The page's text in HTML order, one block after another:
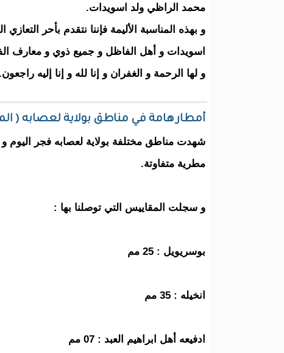
محمد الراظي ولد اسويدات.
و بهذه المناسبة الأليمة فإننا نتقدم بأحر التعازي
اسويدات و أهل الفاظل و جميع ذوي و معارف
و لها الرحمة و الغفران و إنا لله و إنا إليه راجعون.
أمطار هامة في مناطق بولاية لعصابه (
شهدت مناطق مختلفة بولاية لعصابه فجر
مطرية متفاوتة.
و سجلت المقاييس التي توصلنا بها :
بوسريويل : 25 مم
انخيله : 35 مم
ادفيعه أهل ابراهيم العبد : 07 مم